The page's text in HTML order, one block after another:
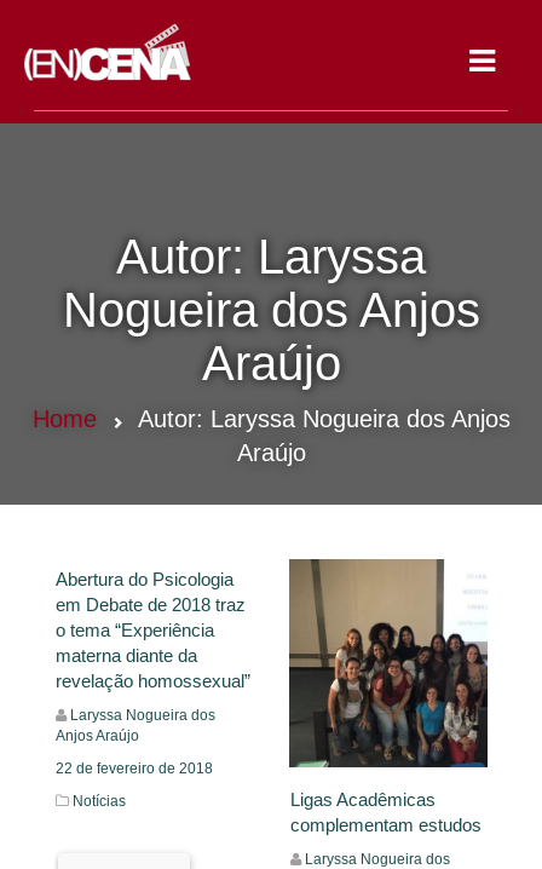
Autor: Laryssa
Nogueira dos Anjos
Araújo
Home Autor: Laryssa Nogueira dos Anjos
Araújo
Abertura do Psicologia
em Debate de 2018 traz
o tema “Experiência
materna diante da
revelação homossexual”
Laryssa Nogueira dos
Anjos Araújo
22 de fevereiro de 2018
Notícias
Ligas Acadêmicas
complementam estudos
Laryssa Nogueira dos